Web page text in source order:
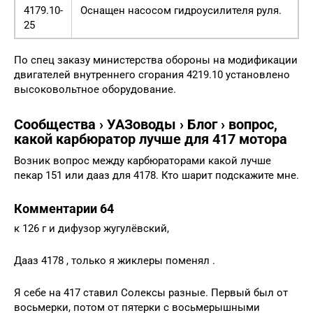
4179.10-
25
Оснащен насосом гидроусилителя руля.
По спец заказу министерства обороны на модификации
двигателей внутреннего сгорания 4219.10 установлено
высоковольтное оборудование.
Сообщества › УАЗоводы › Блог › вопрос,
какой карбюратор лучше для 417 мотора
Возник вопрос между карбюраторами какой лучше
пекар 151 или дааз для 4178. Кто шарит подскажите мне.
Комментарии 64
к 126 г и дифузор жугулёвский,
Дааз 4178 , только я жиклеры поменял .
Я себе на 417 ставил Солексы разные. Первый был от
восьмерки, потом от пятерки с восьмерышными